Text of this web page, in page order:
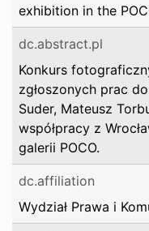
exhibition in the
dc.abstract.pl
Konkurs
zgłoszonych prac
Suder, Mateusz
współpracy z
galerii POCO.
dc.affiliation
Wydział Prawa i